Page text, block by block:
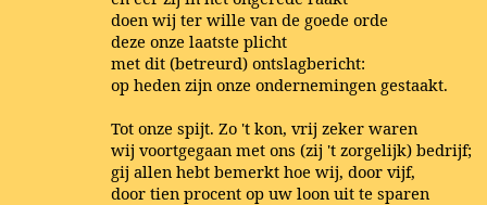
doen wij ter wille van de goede orde
deze onze laatste plicht
met dit (betreurd) ontslagbericht:
op heden zijn onze ondernemingen gestaakt.
Tot onze spijt. Zo 't kon, vrij zeker waren
wij voortgegaan met ons (zij 't zorgelijk) bedrijf;
gij allen hebt bemerkt hoe wij, door vijf,
door tien procent op uw loon uit te sparen